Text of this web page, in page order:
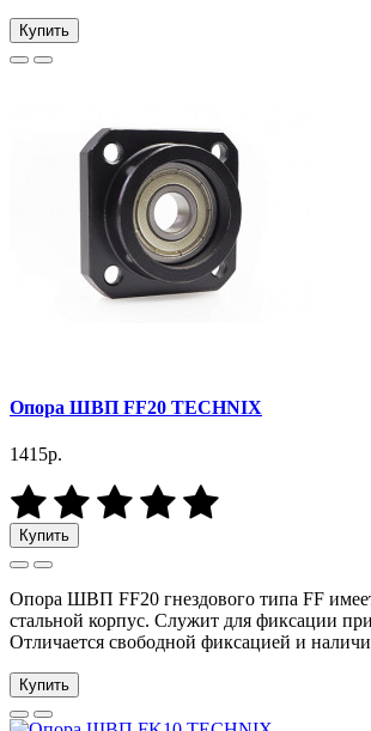
Купить
Опора ШВП FF20 TECHNIX
1415р.
Купить
Опора ШВП FF20 гнездового типа FF
стальной корпус. Служит для фиксации
Отличается свободной фиксацией и
Купить